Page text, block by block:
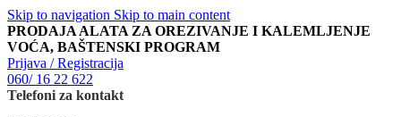
Skip to navigation Skip to main content
PRODAJA ALATA ZA OREZIVANJE I KALEMLJENJE
VOĆA, BAŠTENSKI PROGRAM
Prijava / Registracija
060/ 16 22 622
Telefoni za kontakt